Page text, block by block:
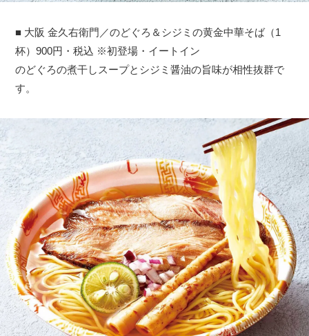
■ 大阪 金久右衛門／のどぐろ＆シジミの黄金中華そば（1
杯）900円・税込 ※初登場・イートイン
のどぐろの煮干しスープとシジミ醤油の旨味が相性抜群で
す。